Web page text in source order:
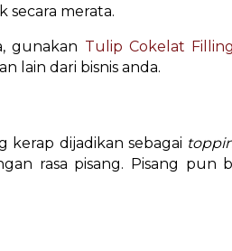
merata.
gunakan Tulip Cokelat
lain dari bisnis anda.
kerap dijadikan sebagai
rasa pisang. Pisang pun